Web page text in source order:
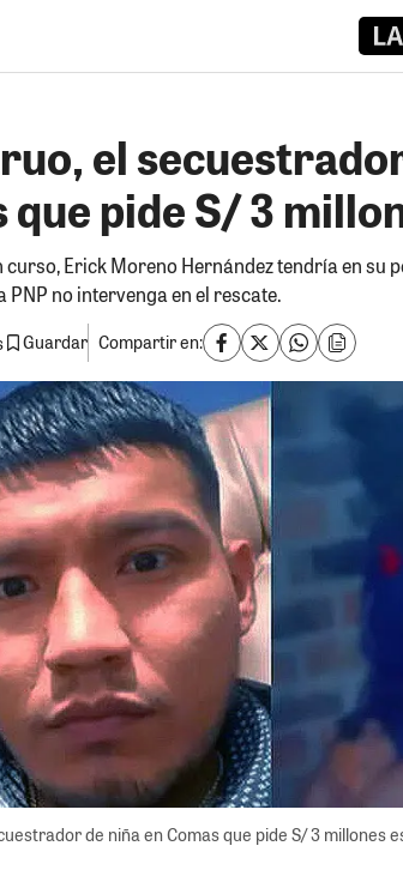
el
que pide S/ 3
curso, Erick Moreno Hernández tendría en su
PNP no intervenga en el rescate.
Guardar Compartir en:
de niña en Comas que pide S/ 3 millones